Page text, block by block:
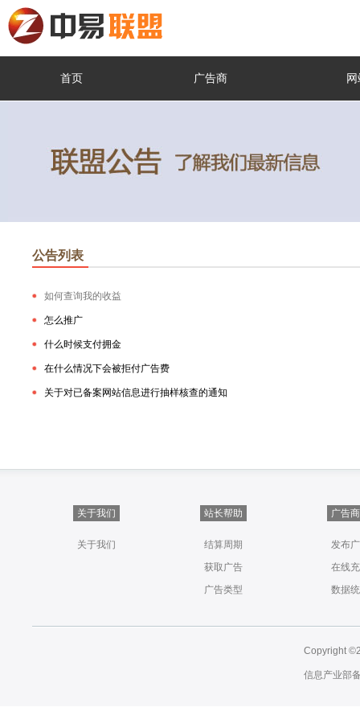
首页 广告商
公告列表
如何查询我的收益
怎么推广
什么时候支付拥金
在什么情况下会被拒付广告费
关于对已备案网站信息进行抽样核查的通知
关于我们 站长帮助 广告
关于我们 结算周期
发布
获取广告
在线
广告类型
数据
Copyright
信息产业部